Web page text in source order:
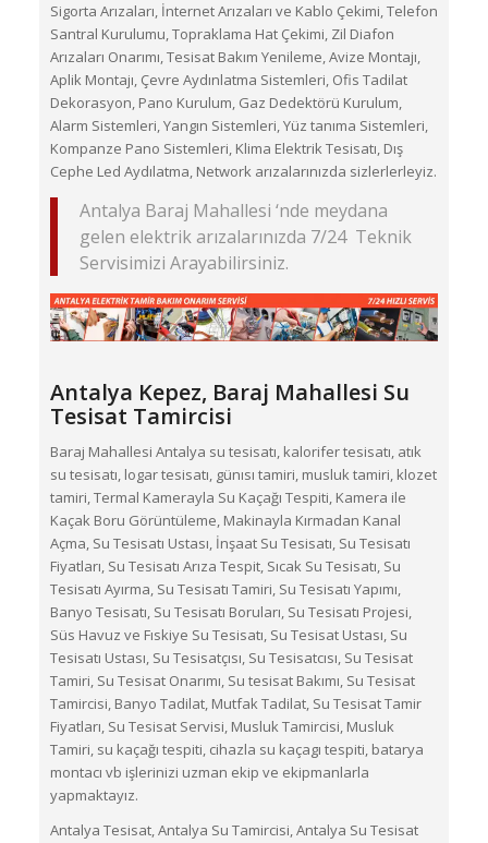
Sigorta Arızaları, İnternet Arızaları ve Kablo Çekimi, Telefon
Santral Kurulumu, Topraklama Hat Çekimi, Zil Diafon
Arızaları Onarımı, Tesisat Bakım Yenileme, Avize Montajı,
Aplik Montajı, Çevre Aydınlatma Sistemleri, Ofis Tadilat
Dekorasyon, Pano Kurulum, Gaz Dedektörü Kurulum,
Alarm Sistemleri, Yangın Sistemleri, Yüz tanıma Sistemleri,
Kompanze Pano Sistemleri, Klima Elektrik Tesisatı, Dış
Cephe Led Aydılatma, Network arızalarınızda sizlerlerleyiz.
Antalya Baraj Mahallesi ‘nde meydana
gelen elektrik arızalarınızda 7/24 Teknik
Servisimizi Arayabilirsiniz.
Antalya Kepez, Baraj Mahallesi Su
Tesisat Tamircisi
Baraj Mahallesi Antalya su tesisatı, kalorifer tesisatı, atık
su tesisatı, logar tesisatı, günısı tamiri, musluk tamiri, klozet
tamiri, Termal Kamerayla Su Kaçağı Tespiti, Kamera ile
Kaçak Boru Görüntüleme, Makinayla Kırmadan Kanal
Açma, Su Tesisatı Ustası, İnşaat Su Tesisatı, Su Tesisatı
Fiyatları, Su Tesisatı Arıza Tespit, Sıcak Su Tesisatı, Su
Tesisatı Ayırma, Su Tesisatı Tamiri, Su Tesisatı Yapımı,
Banyo Tesisatı, Su Tesisatı Boruları, Su Tesisatı Projesi,
Süs Havuz ve Fıskiye Su Tesisatı, Su Tesisat Ustası, Su
Tesisatı Ustası, Su Tesisatçısı, Su Tesisatcısı, Su Tesisat
Tamiri, Su Tesisat Onarımı, Su tesisat Bakımı, Su Tesisat
Tamircisi, Banyo Tadilat, Mutfak Tadilat, Su Tesisat Tamir
Fiyatları, Su Tesisat Servisi, Musluk Tamircisi, Musluk
Tamiri, su kaçağı tespiti, cihazla su kaçagı tespiti, batarya
montacı vb işlerinizi uzman ekip ve ekipmanlarla
yapmaktayız.
Antalya Tesisat, Antalya Su Tamircisi, Antalya Su Tesisat